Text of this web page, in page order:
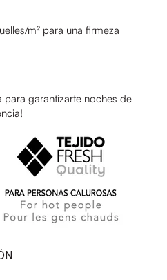
m² para una firmeza
garantizarte noches de